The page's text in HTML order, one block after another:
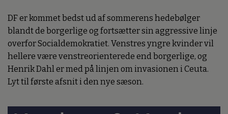
DF er kommet bedst ud af sommerens hedebølger
blandt de borgerlige og fortsætter sin aggressive linje
overfor Socialdemokratiet. Venstres yngre kvinder vil
hellere være venstreorienterede end borgerlige, og
Henrik Dahl er med på linjen om invasionen i Ceuta.
Lyt til første afsnit i den nye sæson.